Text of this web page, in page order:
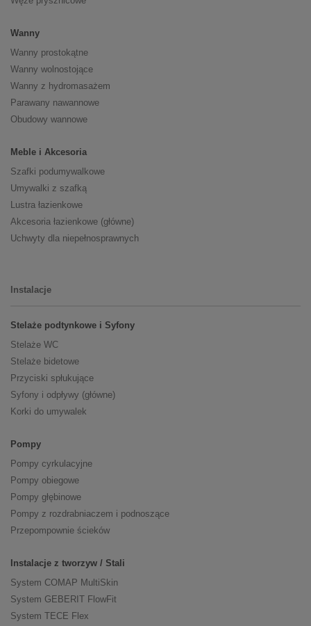
Wanny
Wanny prostokątne
Wanny wolnostojące
Wanny z hydromasażem
Parawany nawannowe
Obudowy wannowe
Meble i Akcesoria
Szafki podumywalkowe
Umywalki z szafką
Lustra łazienkowe
Akcesoria łazienkowe (główne)
Uchwyty dla niepełnosprawnych
Instalacje
Stelaże podtynkowe i Syfony
Stelaże WC
Stelaże bidetowe
Przyciski spłukujące
Syfony i odpływy (główne)
Korki do umywalek
Pompy
Pompy cyrkulacyjne
Pompy obiegowe
Pompy głębinowe
Pompy z rozdrabniaczem i podnoszące
Przepompownie ścieków
Instalacje z tworzyw / Stali
System COMAP MultiSkin
System GEBERIT FlowFit
System TECE Flex